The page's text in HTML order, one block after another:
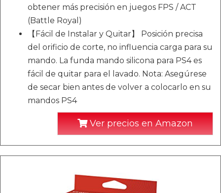
obtener más precisión en juegos FPS / ACT
(Battle Royal)
【Fácil de Instalar y Quitar】 Posición precisa
del orificio de corte, no influencia carga para su
mando. La funda mando silicona para PS4 es
fácil de quitar para el lavado. Nota: Asegúrese
de secar bien antes de volver a colocarlo en su
mandos PS4
Ver precios en Amazon